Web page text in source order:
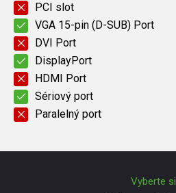
PCI slot
VGA 15-pin (D-SUB) Port
DVI Port
DisplayPort
HDMI Port
Sériový port
Paralelný port
Vyberte si